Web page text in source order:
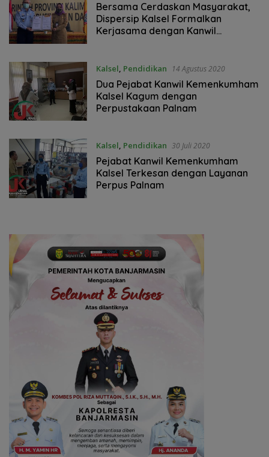
Bersama Cerdaskan Masyarakat,
Dispersip Kalsel Formalkan
Kerjasama dengan Kanwil
Kalsel, Pendidikan 14 Agustus 2020
Dua Pejabat Kanwil Kemenkumham
Kalsel Kagum dengan
Perpustakaan Palnam
Kalsel, Pendidikan 30 Juli 2020
Pejabat Kanwil Kemenkumham
Kalsel Terkesan dengan Layanan
Perpus Palnam